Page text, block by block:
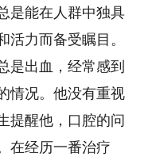
是能在人群中独具
活力而备受瞩目。
是出血，经常感到
情况。他没有重视
提醒他，口腔的问
在经历一番治疗